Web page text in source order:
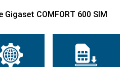
COMFORT 600 SIM